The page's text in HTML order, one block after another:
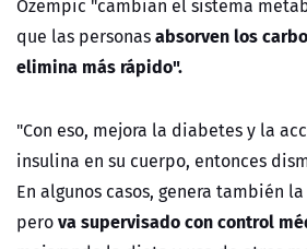
Ozempic "cambian el sistema
que las personasabsorven los
elimina más rápido".
"Con eso, mejora la diabetes y la
insulina en su cuerpo, entonces
En algunos casos, genera también
perova supervisado con control